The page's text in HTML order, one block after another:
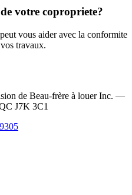
votre copropriete?
vous aider avec la conformite
travaux.
de Beau-frère à louer Inc. —
J7K 3C1